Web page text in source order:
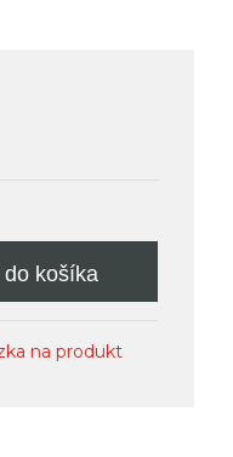
košíka
na produkt